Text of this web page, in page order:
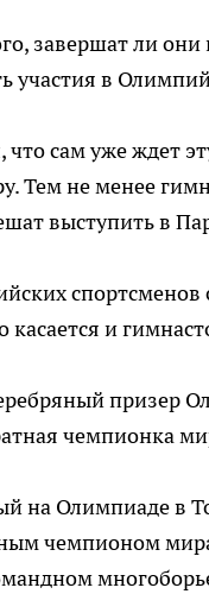
завершат ли они
участия в
сам уже ждет
Тем не менее
выступить в
касается и
призер
чемпионка
на Олимпиаде в
чемпионом